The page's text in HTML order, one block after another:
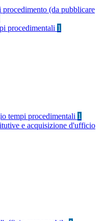
(da pubblicare
procedimentali 1
tempi procedimentali 1
e acquisizione d'ufficio